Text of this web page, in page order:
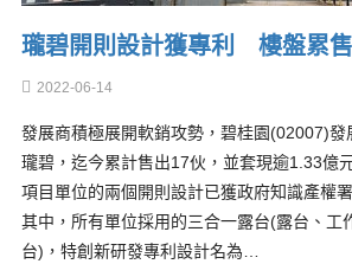
瓏碧開則設計獲專利 樓盤累
2022-06-14
發展商積極展開軟銷攻勢，碧桂園(02007)發
瓏碧，迄今累計售出17伙，並套現逾1.33億
項目單位的兩個開則設計已獲政府知識產權
其中，所有單位採用的三合一露台(露台、工
台)，特創新研發專利設計名為…